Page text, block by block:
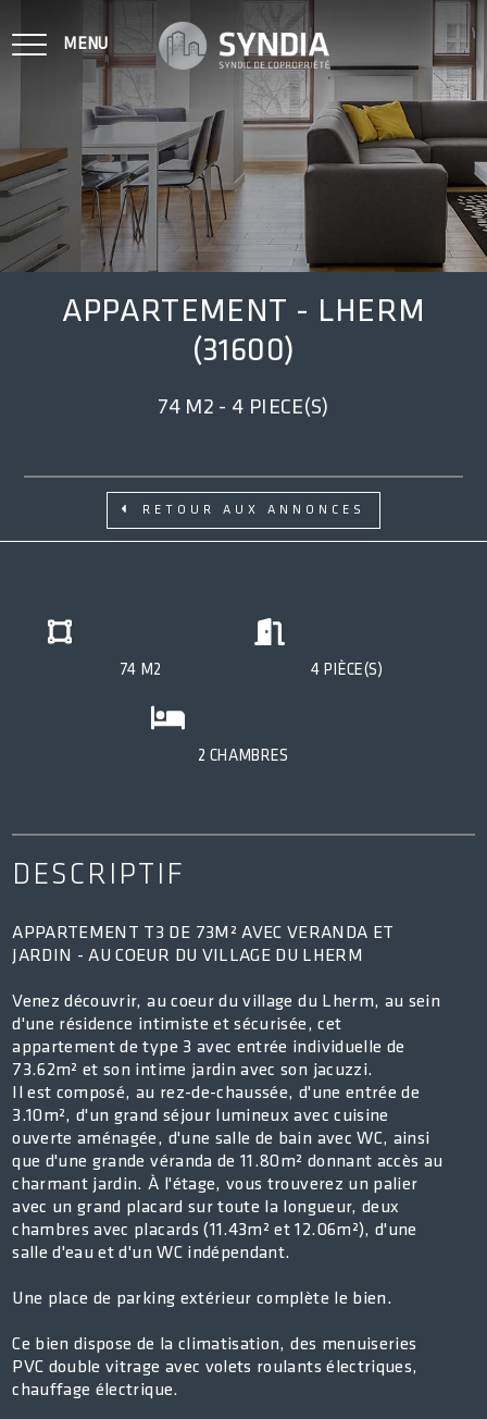
MENU
NOTRE MÉTIER
VENDU SUR VOS COPROPRIÉTÉS
NOS BIENS À LA VENTE
CONTACT
ACCÈS CLIENT
APPARTEMENT - LHERM
(31600)
74 M2 - 4 PIECE(S)
RETOUR AUX ANNONCES
74 M2 4 PIÈCE(S)
2 CHAMBRES
DESCRIPTIF
APPARTEMENT T3 DE 73M² AVEC VERANDA ET
JARDIN - AU COEUR DU VILLAGE DU LHERM
Venez découvrir, au coeur du village du Lherm, au sein
d'une résidence intimiste et sécurisée, cet
appartement de type 3 avec entrée individuelle de
73.62m² et son intime jardin avec son jacuzzi.
Il est composé, au rez-de-chaussée, d'une entrée de
3.10m², d'un grand séjour lumineux avec cuisine
ouverte aménagée, d'une salle de bain avec WC, ainsi
que d'une grande véranda de 11.80m² donnant accès au
charmant jardin. À l'étage, vous trouverez un palier
avec un grand placard sur toute la longueur, deux
chambres avec placards (11.43m² et 12.06m²), d'une
salle d'eau et d'un WC indépendant.
Une place de parking extérieur complète le bien.
Ce bien dispose de la climatisation, des menuiseries
PVC double vitrage avec volets roulants électriques,
chauffage électrique.